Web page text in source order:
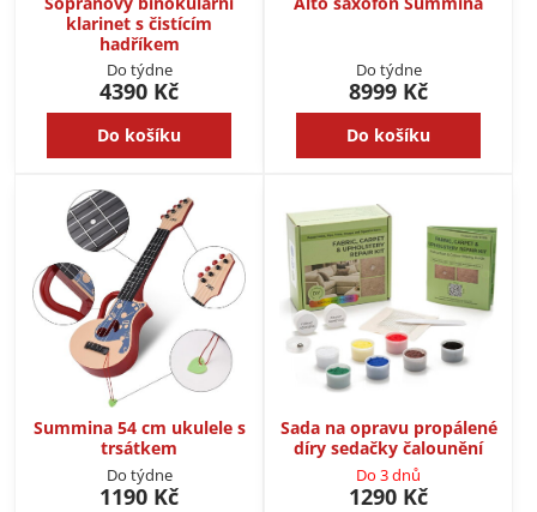
klarinet s čistícím
hadříkem
Do týdne
4390 Kč
Do košíku
Do týdne
8999 Kč
Do košíku
Summina 54 cm ukulele s
trsátkem
Do týdne
1190 Kč
Sada na opravu propálené
díry sedačky čalounění
Do 3 dnů
1290 Kč